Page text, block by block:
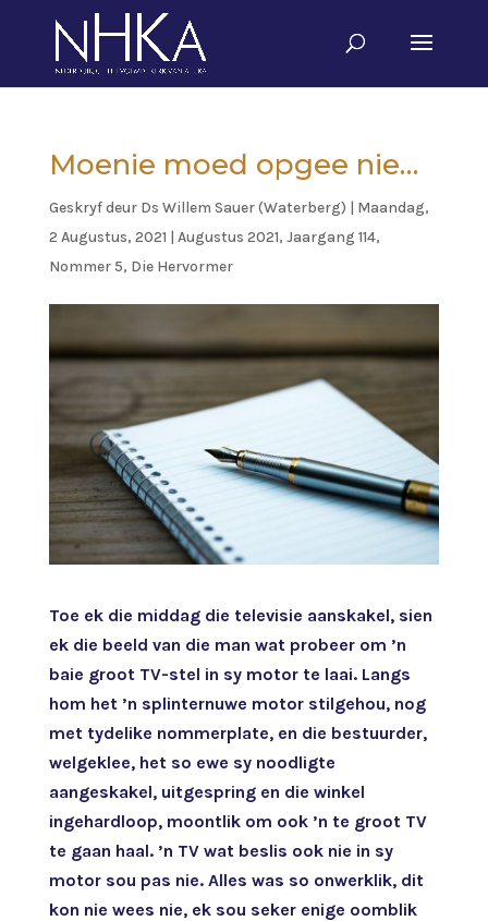
Moenie moed opgee nie…
Geskryf deur Ds Willem Sauer (Waterberg) | Maandag,
2 Augustus, 2021 | Augustus 2021, Jaargang 114,
Nommer 5, Die Hervormer
Toe ek die middag die televisie aanskakel, sien
ek die beeld van die man wat probeer om ’n
baie groot TV-stel in sy motor te laai. Langs
hom het ’n splinternuwe motor stilgehou, nog
met tydelike nommerplate, en die bestuurder,
welgeklee, het so ewe sy noodligte
aangeskakel, uitgespring en die winkel
ingehardloop, moontlik om ook ’n te groot TV
te gaan haal. ’n TV wat beslis ook nie in sy
motor sou pas nie. Alles was so onwerklik, dit
kon nie wees nie, ek sou seker enige oomblik